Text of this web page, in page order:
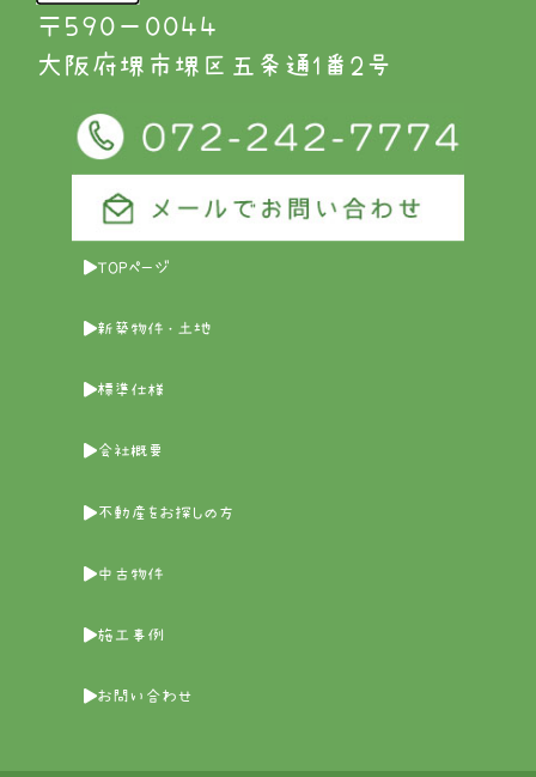
〒５９０－００４４
大阪府堺市堺区五条通1番2号
TOPページ
新築物件・土地
標準仕様
会社概要
不動産をお探しの方
中古物件
施工事例
お問い合わせ